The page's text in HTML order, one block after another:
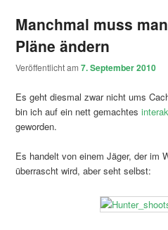
Manchmal muss
Pläne ändern
Veröffentlicht am7. September 2010
Es geht diesmal zwar nicht ums
bin ich auf ein nett gemachtes
geworden.
Es handelt von einem Jäger, der im
überrascht wird, aber seht selbst: